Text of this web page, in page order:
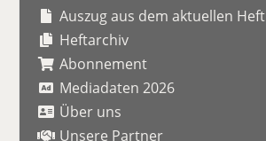
Auszug aus dem aktuellen Heft
Heftarchiv
Abonnement
Mediadaten 2026
Über uns
Unsere Partner